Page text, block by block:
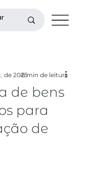
de bens
para
de
de 20256 min de leitura